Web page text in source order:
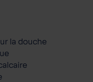
la douche